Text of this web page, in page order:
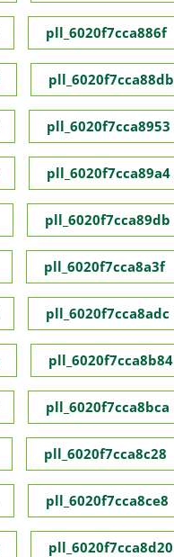
pll_6020f7cca886f
pll_6020f7cca88db
pll_6020f7cca8953
pll_6020f7cca89a4
pll_6020f7cca89db
pll_6020f7cca8a3f
pll_6020f7cca8adc
pll_6020f7cca8b84
pll_6020f7cca8bca
pll_6020f7cca8c28
pll_6020f7cca8ce8
pll_6020f7cca8d20